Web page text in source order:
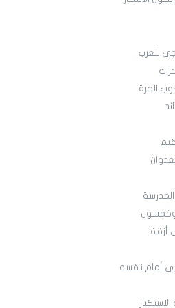
للعرب
الحرة
أزقة
أمام نفسه